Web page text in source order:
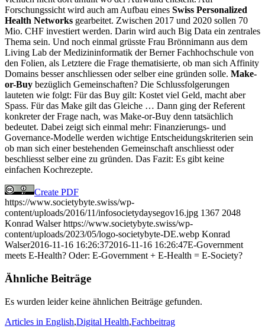
Forschungssicht wird auch am Aufbau eines Swiss Personalized
Health Networks gearbeitet. Zwischen 2017 und 2020 sollen 70
Mio. CHF investiert werden. Darin wird auch Big Data ein zentrales
Thema sein. Und noch einmal grüsste Frau Brönnimann aus dem
Living Lab der Medizininformatik der Berner Fachhochschule von
den Folien, als Letztere die Frage thematisierte, ob man sich Affinity
Domains besser anschliessen oder selber eine gründen solle. Make-
or-Buy bezüglich Gemeinschaften? Die Schlussfolgerungen
lauteten wie folgt: Für das Buy gilt: Kostet viel Geld, macht aber
Spass. Für das Make gilt das Gleiche … Dann ging der Referent
konkreter der Frage nach, was Make-or-Buy denn tatsächlich
bedeutet. Dabei zeigt sich einmal mehr: Finanzierungs- und
Governance-Modelle werden wichtige Entscheidungskriterien sein
ob man sich einer bestehenden Gemeinschaft anschliesst oder
beschliesst selber eine zu gründen. Das Fazit: Es gibt keine
einfachen Kochrezepte.
Create PDF
https://www.societybyte.swiss/wp-
content/uploads/2016/11/infosocietydaysegov16.jpg 1367 2048
Konrad Walser https://www.societybyte.swiss/wp-
content/uploads/2023/05/logo-societybyte-DE.webp Konrad
Walser2016-11-16 16:26:372016-11-16 16:26:47E-Government
meets E-Health? Oder: E-Government + E-Health = E-Society?
Ähnliche Beiträge
Es wurden leider keine ähnlichen Beiträge gefunden.
Articles in English,Digital Health,Fachbeitrag